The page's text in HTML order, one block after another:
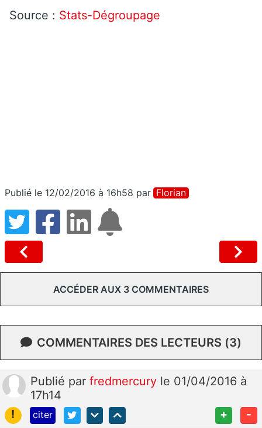
Source : Stats-Dégroupage
Publié le 12/02/2016 à 16h58 par Florian
ACCÉDER AUX 3 COMMENTAIRES
COMMENTAIRES DES LECTEURS (3)
Publié par fredmercury le 01/04/2016 à
17h14
!
citer + -